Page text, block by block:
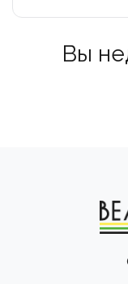
Вы